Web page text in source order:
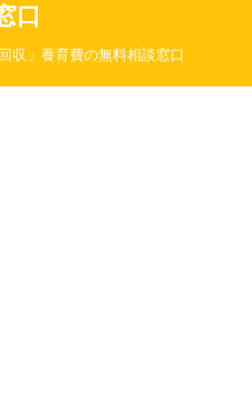
口
収」養育費の無料相談窓口